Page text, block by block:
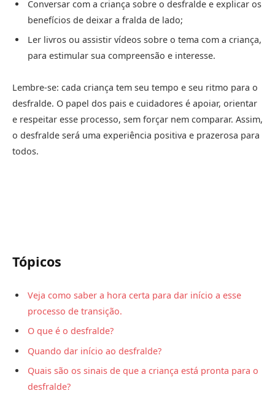
Conversar com a criança sobre o desfralde e explicar os
benefícios de deixar a fralda de lado;
Ler livros ou assistir vídeos sobre o tema com a criança,
para estimular sua compreensão e interesse.
Lembre-se: cada criança tem seu tempo e seu ritmo para o
desfralde. O papel dos pais e cuidadores é apoiar, orientar
e respeitar esse processo, sem forçar nem comparar. Assim,
o desfralde será uma experiência positiva e prazerosa para
todos.
Tópicos
Veja como saber a hora certa para dar início a esse
processo de transição.
O que é o desfralde?
Quando dar início ao desfralde?
Quais são os sinais de que a criança está pronta para o
desfralde?